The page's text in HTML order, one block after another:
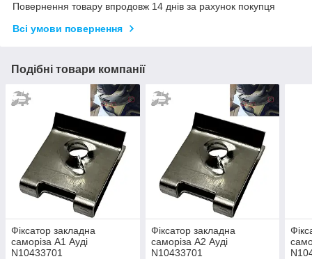
Повернення товару впродовж 14 днів за рахунок покупця
Всі умови повернення
Подібні товари компанії
Фіксатор закладна
саморіза А1 Ауді
N10433701
Фіксатор закладна
саморіза А2 Ауді
N10433701